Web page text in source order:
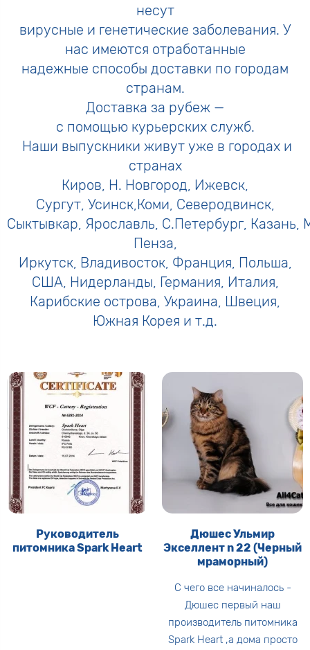
несут
вирусные и генетические заболевания. У
нас имеются отработанные
надежные способы доставки по городам
странам.
Доставка за рубеж —
с помощью курьерских служб.
Наши выпускники живут уже в городах и
странах
Киров, Н. Новгород, Ижевск,
Сургут, Усинск,Коми, Северодвинск,
Сыктывкар, Ярославль, С.Петербург, Казань,
Пенза,
Иркутск, Владивосток, Франция, Польша,
США, Нидерланды, Германия, Италия,
Карибские острова, Украина, Швеция,
Южная Корея и т.д.
Руководитель
питомника Spark Heart
Дюшес Ульмир
Экселлент n 22 (Черный
мраморный)
С чего все начиналось -
Дюшес первый наш
производитель питомника
Spark Heart ,а дома просто